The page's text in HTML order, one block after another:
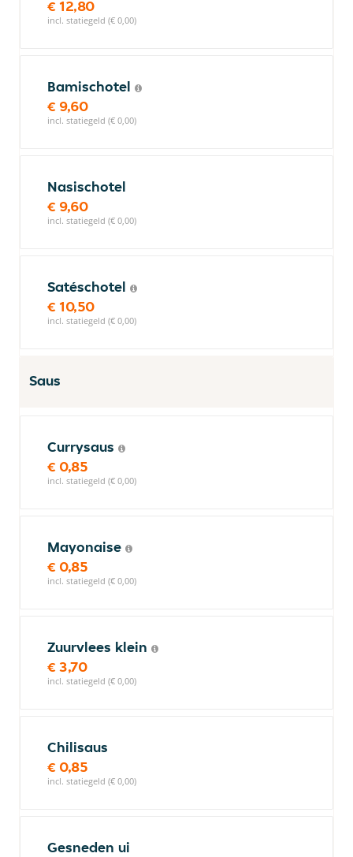
€ 12,80
incl. statiegeld (€ 0,00)
Bamischotel
€ 9,60
incl. statiegeld (€ 0,00)
Nasischotel
€ 9,60
incl. statiegeld (€ 0,00)
Satéschotel
€ 10,50
incl. statiegeld (€ 0,00)
Saus
Currysaus
€ 0,85
incl. statiegeld (€ 0,00)
Mayonaise
€ 0,85
incl. statiegeld (€ 0,00)
Zuurvlees klein
€ 3,70
incl. statiegeld (€ 0,00)
Chilisaus
€ 0,85
incl. statiegeld (€ 0,00)
Gesneden ui